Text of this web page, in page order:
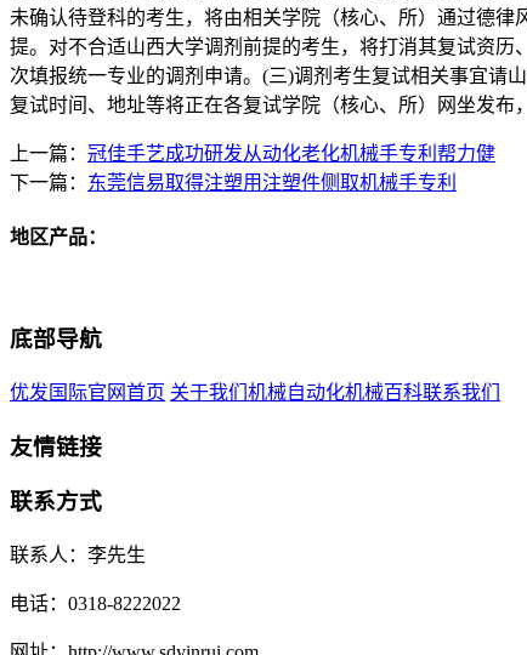
未确认待登科的考生，将由相关学院（核心、所）通过德
提。对不合适山西大学调剂前提的考生，将打消其复试资
次填报统一专业的调剂申请。(三)调剂考生复试相关事宜请
复试时间、地址等将正在各复试学院（核心、所）网坐发布
上一篇： 冠佳手艺成功研发从动化老化机械手专利帮力健
下一篇： 东莞信易取得注塑用注塑件侧取机械手专利
地区产品：
底部导航
优发国际官网首页 关于我们 机械自动化机械百科联系我们
友情链接
联系方式
联系人：李先生
电话：0318-8222022